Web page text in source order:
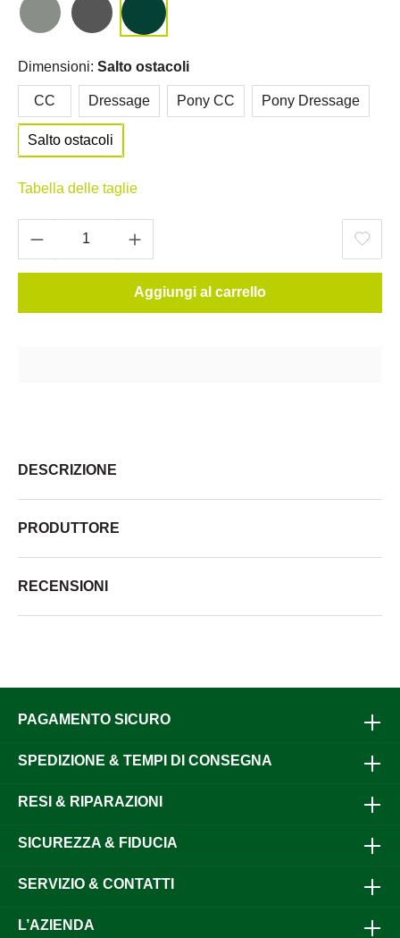
Dimensioni: Salto ostacoli
CC Dressage Pony CC Pony Dressage
Salto ostacoli
Tabella delle taglie
Aggiungi al carrello
DESCRIZIONE
PRODUTTORE
RECENSIONI
PAGAMENTO SICURO
SPEDIZIONE & TEMPI DI CONSEGNA
RESI & RIPARAZIONI
SICUREZZA & FIDUCIA
SERVIZIO & CONTATTI
L’AZIENDA